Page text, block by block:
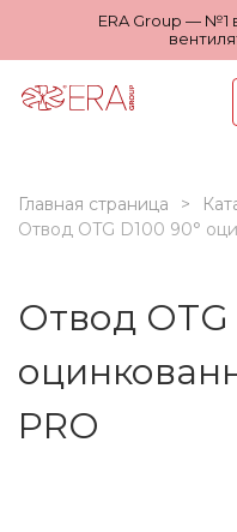
ERA Group — №1
Главная страница
Отвод OTG D100 90°
Отвод OTG
PRO